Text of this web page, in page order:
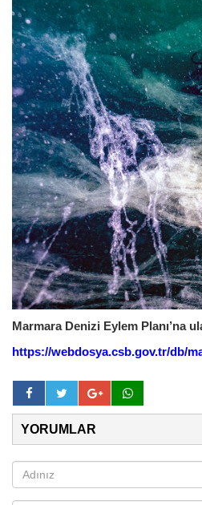
Marmara Denizi Eylem Planı’na
https://webdosya.csb.gov.tr/db/
YORUMLAR